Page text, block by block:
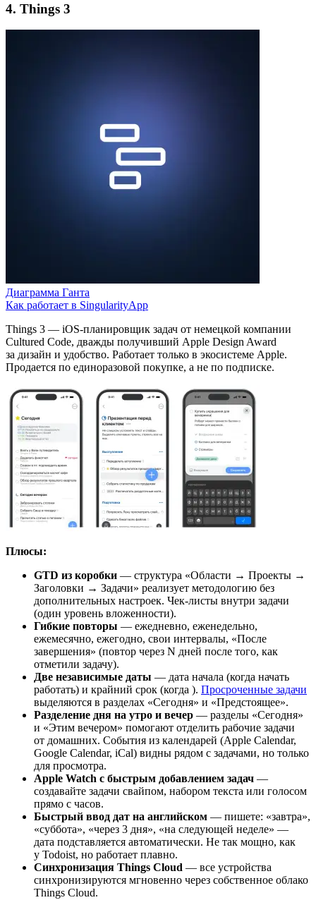
4. Things 3
Диаграмма Ганта
Как работает в SingularityApp
Things 3 — iOS-планировщик задач от немецкой компании
Cultured Code, дважды получивший Apple Design Award
за дизайн и удобство. Работает только в экосистеме Apple.
Продается по единоразовой покупке, а не по подписке.
Плюсы:
GTD из коробки — структура «Области → Проекты →
Заголовки → Задачи» реализует методологию без
дополнительных настроек. Чек-листы внутри задачи
(один уровень вложенности).
Гибкие повторы — ежедневно, еженедельно,
ежемесячно, ежегодно, свои интервалы, «После
завершения» (повтор через N дней после того, как
отметили задачу).
Две независимые даты — дата начала (когда начать
работать) и крайний срок (когда ). Просроченные задачи
выделяются в разделах «Сегодня» и «Предстоящее».
Разделение дня на утро и вечер — разделы «Сегодня»
и «Этим вечером» помогают отделить рабочие задачи
от домашних. События из календарей (Apple Calendar,
Google Calendar, iCal) видны рядом с задачами, но только
для просмотра.
Apple Watch с быстрым добавлением задач —
создавайте задачи свайпом, набором текста или голосом
прямо с часов.
Быстрый ввод дат на английском — пишете: «завтра»,
«суббота», «через 3 дня», «на следующей неделе» —
дата подставляется автоматически. Не так мощно, как
у Todoist, но работает плавно.
Синхронизация Things Cloud — все устройства
синхронизируются мгновенно через собственное облако
Things Cloud.